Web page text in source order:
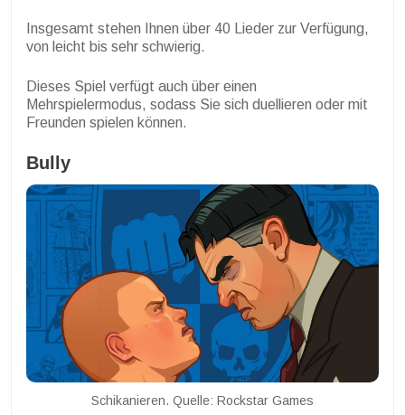
Insgesamt stehen Ihnen über 40 Lieder zur Verfügung,
von leicht bis sehr schwierig.
Dieses Spiel verfügt auch über einen
Mehrspielermodus, sodass Sie sich duellieren oder mit
Freunden spielen können.
Bully
Schikanieren. Quelle: Rockstar Games